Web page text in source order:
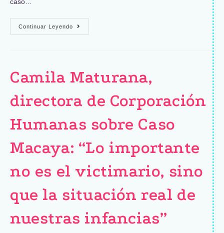
Continuar Leyendo
Camila Maturana,
directora de Corporación
Humanas sobre Caso
Macaya: “Lo importante
no es el victimario, sino
que la situación real de
nuestras infancias”